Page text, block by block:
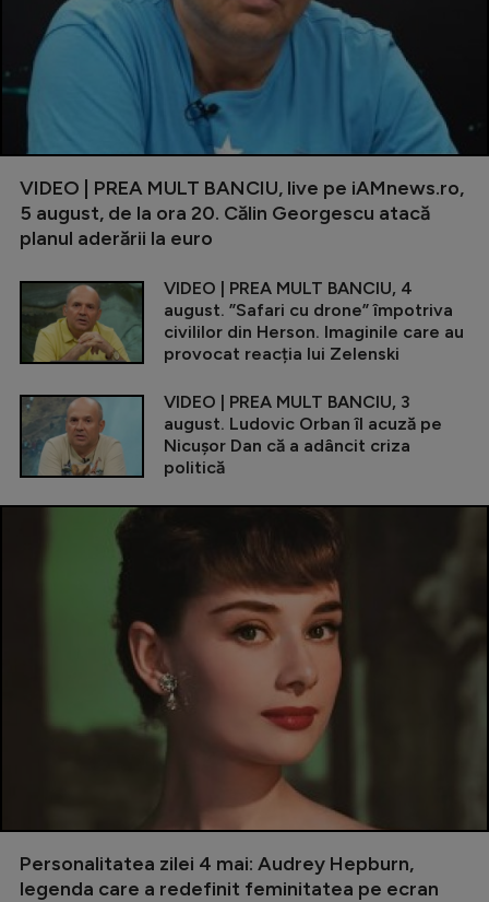
VIDEO | PREA MULT BANCIU, live pe iAMnews.ro,
5 august, de la ora 20. Călin Georgescu atacă
planul aderării la euro
VIDEO | PREA MULT BANCIU, 4
august. ”Safari cu drone” împotriva
civililor din Herson. Imaginile care au
provocat reacția lui Zelenski
VIDEO | PREA MULT BANCIU, 3
august. Ludovic Orban îl acuză pe
Nicușor Dan că a adâncit criza
politică
Personalitatea zilei 4 mai: Audrey Hepburn,
legenda care a redefinit feminitatea pe ecran